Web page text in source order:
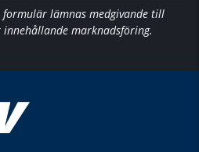
formulär lämnas medgivande till
innehållande marknadsföring.